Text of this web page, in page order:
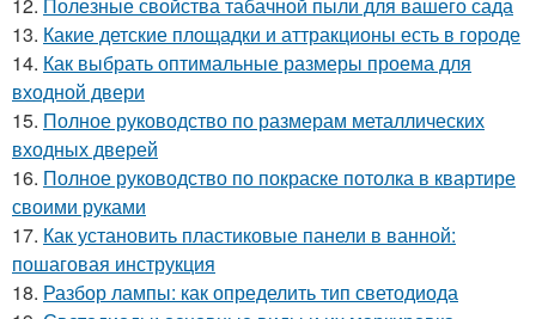
13. Какие детские площадки и аттракционы есть в городе
14. Как выбрать оптимальные размеры проема для
входной двери
15. Полное руководство по размерам металлических
входных дверей
16. Полное руководство по покраске потолка в квартире
своими руками
17. Как установить пластиковые панели в ванной:
пошаговая инструкция
18. Разбор лампы: как определить тип светодиода